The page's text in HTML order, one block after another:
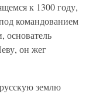
к 1300 году,
командованием
основатель
он жег
землю